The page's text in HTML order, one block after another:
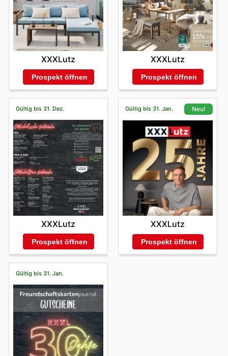
XXXLutz
Prospekt öffnen
XXXLutz
Prospekt öffnen
Gültig bis 31. Dez.
XXXLutz
Prospekt öffnen
Gültig bis 31. Jan. Neu!
XXXLutz
Prospekt öffnen
Gültig bis 31. Jan.